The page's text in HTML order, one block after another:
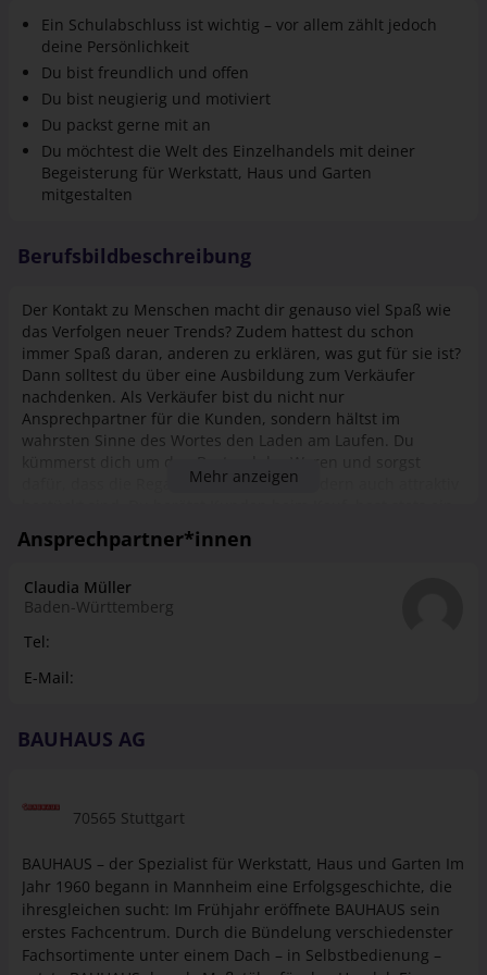
Ein Schulabschluss ist wichtig – vor allem zählt jedoch
deine Persönlichkeit
Du bist freundlich und offen
Du bist neugierig und motiviert
Du packst gerne mit an
Du möchtest die Welt des Einzel­handels mit deiner
Begeisterung für Werkstatt, Haus und Garten
mitgestalten
Berufsbildbeschreibung
Der Kontakt zu Menschen macht dir genauso viel Spaß wie
das Verfolgen neuer Trends? Zudem hattest du schon
immer Spaß daran, anderen zu erklären, was gut für sie ist?
Dann solltest du über eine Ausbildung zum Verkäufer
nachdenken. Als Verkäufer bist du nicht nur
Ansprechpartner für die Kunden, sondern hältst im
wahrsten Sinne des Wortes den Laden am Laufen. Du
dafür, dass die Regale nicht nur gut, sondern auch attraktiv
offenes Ohr für Fragen und nimmst Reklamationen
entgegen. Eine Ausbildung zum Verkäufer kann in
Schuhgeschäft über das Möbelhaus bis hin zum Baumarkt,
für jeden Geschmack gibt es den passenden
Ausbildungsbetrieb. Schon während deiner Ausbildung
möglich­keiten und machen aus dir einen echten Profi für
Farben/Lacke/Tapeten/Boden­­beläge -Holz/Bauelemente -
Mehr anzeigen
Ansprechpartner*innen
Claudia Müller
Baden-Württemberg
Tel:
E-Mail:
BAUHAUS AG
70565 Stuttgart
BAUHAUS – der Spezialist für Werkstatt, Haus und Garten Im
Jahr 1960 begann in Mannheim eine Erfolgsgeschichte, die
ihresgleichen sucht: Im Frühjahr eröffnete BAUHAUS sein
erstes Fachcentrum. Durch die Bündelung verschiedenster
Fachsortimente unter einem Dach – in Selbstbedienung –